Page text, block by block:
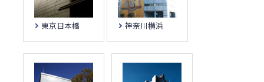
東京日本橋 神奈川横浜